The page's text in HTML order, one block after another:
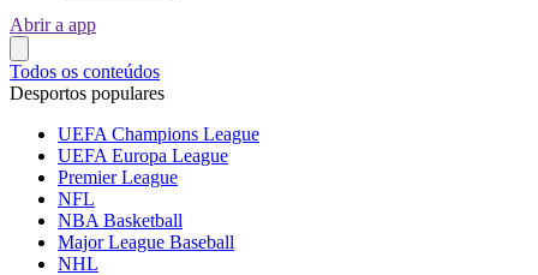
Abrir a app
Todos os conteúdos
Desportos populares
UEFA Champions League
UEFA Europa League
Premier League
NFL
NBA Basketball
Major League Baseball
NHL